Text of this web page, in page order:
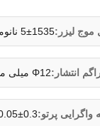
لیزر:5±1535 نانومتر
انتشار:Φ12 میلی متر
واگرایی پرتو:mrad